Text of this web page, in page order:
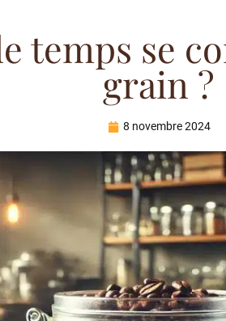
temps se
grain ?
8 novembre 2024